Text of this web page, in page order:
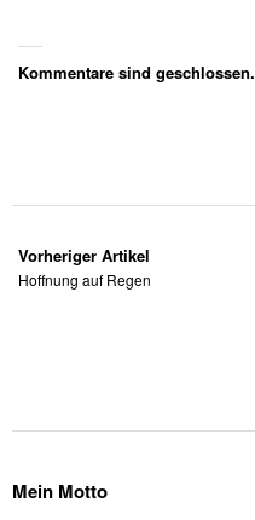
Kommentare sind geschlossen.
Vorheriger Artikel
Hoffnung auf Regen
Mein Motto